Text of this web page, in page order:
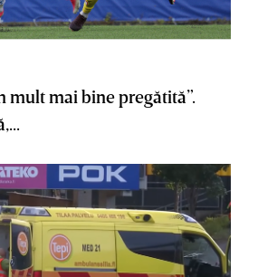
mult mai bine pregătită”.